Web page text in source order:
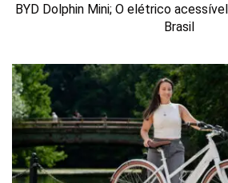
BYD Dolphin Mini; O elétrico
Brasil